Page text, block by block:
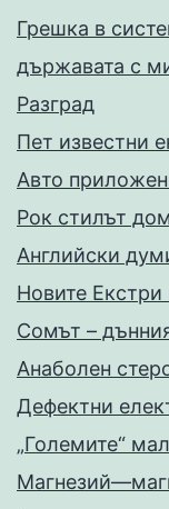
Грешка в
държавата с
Разград
Пет известни
Авто
Рок стилът
Английски
Новите
Сомът –
Анаболен
Дефектни
„Големите“